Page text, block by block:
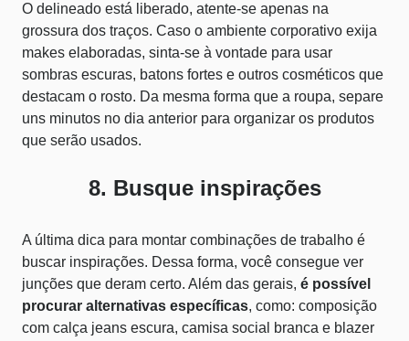
O delineado está liberado, atente-se apenas na
grossura dos traços. Caso o ambiente corporativo exija
makes elaboradas, sinta-se à vontade para usar
sombras escuras, batons fortes e outros cosméticos que
destacam o rosto. Da mesma forma que a roupa, separe
uns minutos no dia anterior para organizar os produtos
que serão usados.
8. Busque inspirações
A última dica para montar combinações de trabalho é
buscar inspirações. Dessa forma, você consegue ver
junções que deram certo. Além das gerais, é possível
procurar alternativas específicas, como: composição
com calça jeans escura, camisa social branca e blazer